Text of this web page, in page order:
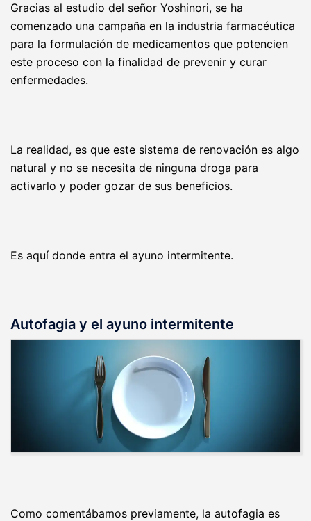
Gracias al estudio del señor Yoshinori, se ha
comenzado una campaña en la industria farmacéutica
para la formulación de medicamentos que potencien
este proceso con la finalidad de prevenir y curar
enfermedades.
La realidad, es que este sistema de renovación es algo
natural y no se necesita de ninguna droga para
activarlo y poder gozar de sus beneficios.
Es aquí donde entra el ayuno intermitente.
Autofagia y el ayuno intermitente
Como comentábamos previamente, la autofagia es